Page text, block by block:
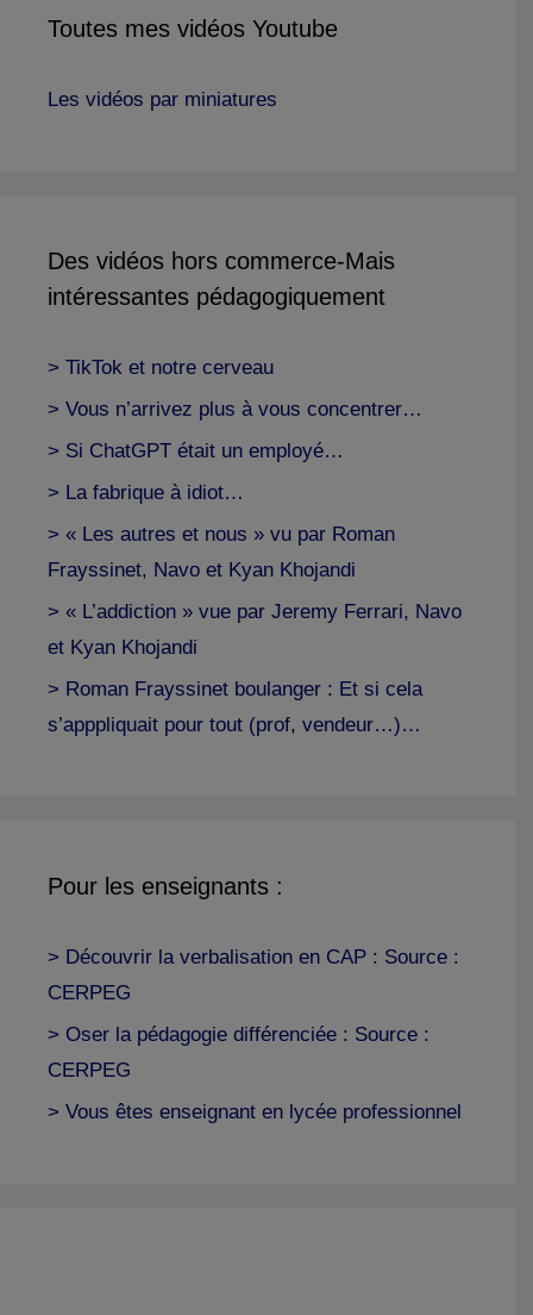
Toutes mes vidéos Youtube
Les vidéos par miniatures
Des vidéos hors commerce-Mais
intéressantes pédagogiquement
> TikTok et notre cerveau
> Vous n’arrivez plus à vous concentrer…
> Si ChatGPT était un employé…
> La fabrique à idiot…
> « Les autres et nous » vu par Roman
Frayssinet, Navo et Kyan Khojandi
> « L’addiction » vue par Jeremy Ferrari, Navo
et Kyan Khojandi
> Roman Frayssinet boulanger : Et si cela
s’apppliquait pour tout (prof, vendeur…)…
Pour les enseignants :
> Découvrir la verbalisation en CAP : Source :
CERPEG
> Oser la pédagogie différenciée : Source :
CERPEG
> Vous êtes enseignant en lycée professionnel